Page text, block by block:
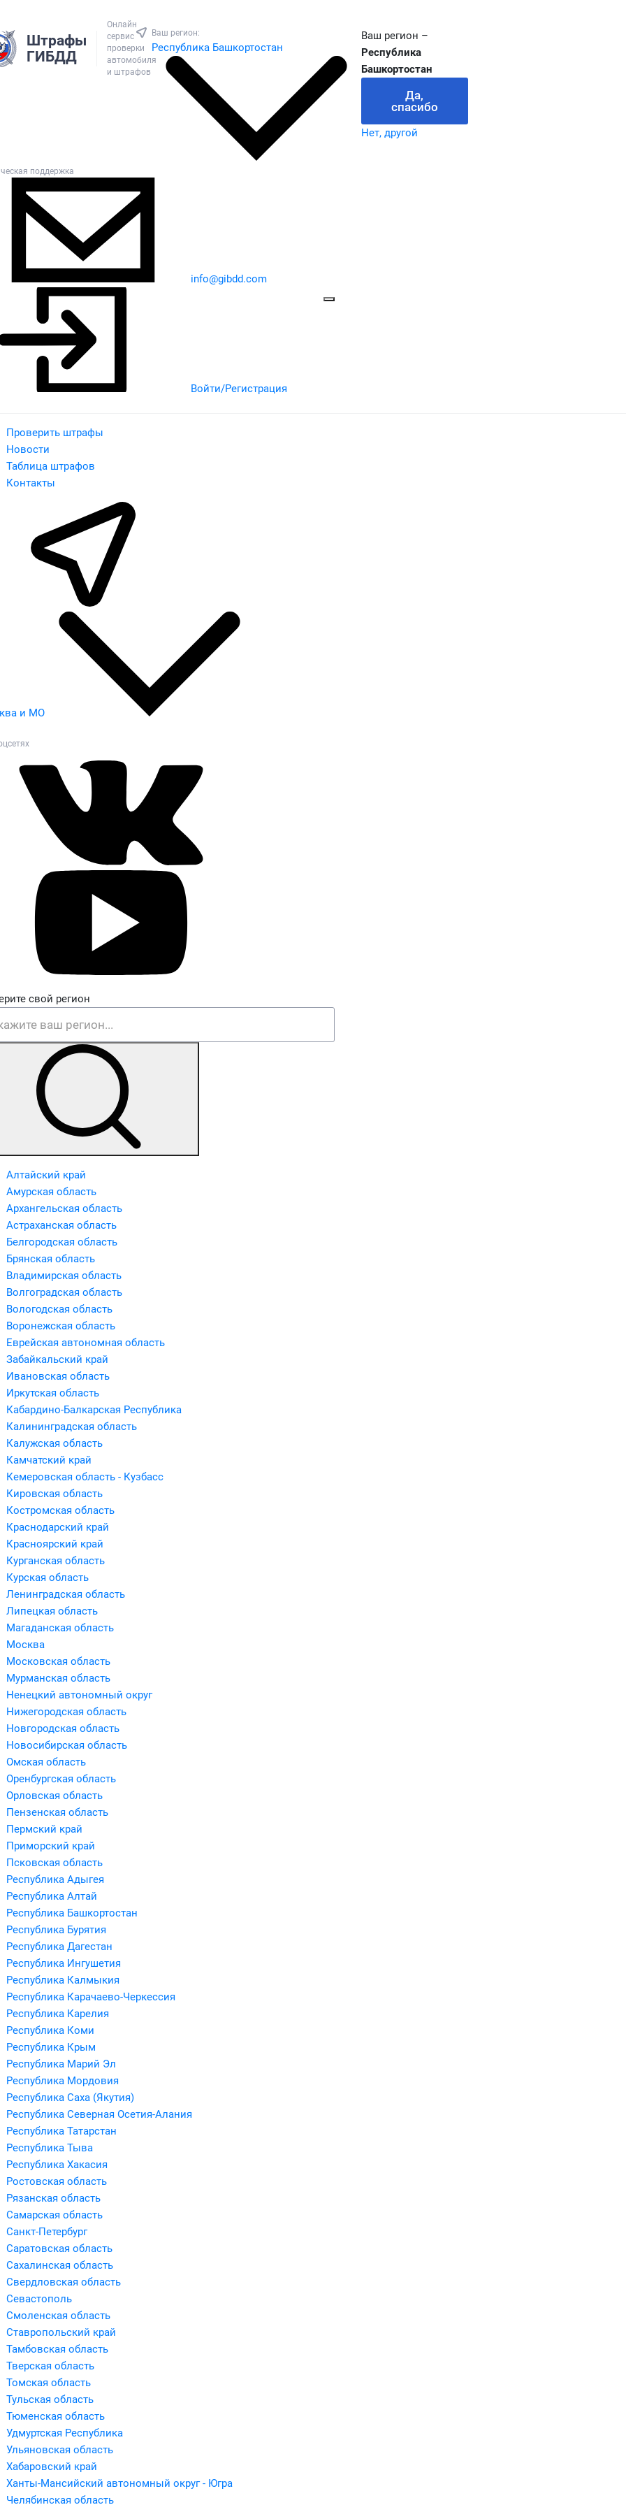
Штрафы
ГИБДД
Онлайн
сервис
проверки
автомобиля
и штрафов
Ваш регион:
Республика Башкортостан
Ваш регион –
Республика
Башкортостан
Да,
спасибо
Нет, другой
поддержка
info@gibdd.com
Войти/Регистрация
Проверить штрафы
Новости
Таблица штрафов
Контакты
и МО
свой регион
Алтайский край
Амурская область
Архангельская область
Астраханская область
Белгородская область
Брянская область
Владимирская область
Волгоградская область
Вологодская область
Воронежская область
Еврейская автономная область
Забайкальский край
Ивановская область
Иркутская область
Кабардино-Балкарская Республика
Калининградская область
Калужская область
Камчатский край
Кемеровская область - Кузбасс
Кировская область
Костромская область
Краснодарский край
Красноярский край
Курганская область
Курская область
Ленинградская область
Липецкая область
Магаданская область
Москва
Московская область
Мурманская область
Ненецкий автономный округ
Нижегородская область
Новгородская область
Новосибирская область
Омская область
Оренбургская область
Орловская область
Пензенская область
Пермский край
Приморский край
Псковская область
Республика Адыгея
Республика Алтай
Республика Башкортостан
Республика Бурятия
Республика Дагестан
Республика Ингушетия
Республика Калмыкия
Республика Карачаево-Черкессия
Республика Карелия
Республика Коми
Республика Крым
Республика Марий Эл
Республика Мордовия
Республика Саха (Якутия)
Республика Северная Осетия-Алания
Республика Татарстан
Республика Тыва
Республика Хакасия
Ростовская область
Рязанская область
Самарская область
Санкт-Петербург
Саратовская область
Сахалинская область
Свердловская область
Севастополь
Смоленская область
Ставропольский край
Тамбовская область
Тверская область
Томская область
Тульская область
Тюменская область
Удмуртская Республика
Ульяновская область
Хабаровский край
Ханты-Мансийский автономный округ - Югра
Челябинская область